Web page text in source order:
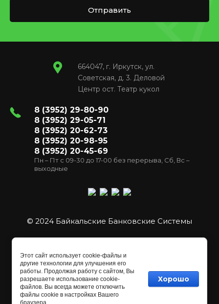
Отправить
664047, г. Иркутск, ул.
Советская, д. 3. Деловой
Центр ост. Театр кукол
8 (3952) 29-80-90
8 (3952) 29-05-71
8 (3952) 20-62-73
8 (3952) 20-98-95
8 (3952) 20-45-69
Пн – Пт с 09-30 до 17-00 без перерыва, Сб, Вс –
выходные
© 2024 Байкальские Банковские Системы
закажи профессиональный
Этот сайт использует cookie-файлы и
другие технологии для улучшения его
работы. Продолжая работу с сайтом, Вы
разрешаете использование cookie-
файлов. Вы всегда можете отключить
файлы cookie в настройках Вашего
браузера.
Хорошо